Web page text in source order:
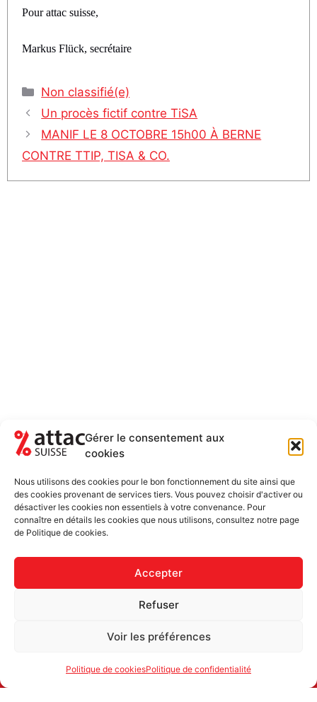
Gérer le consentement aux
cookies
Nous utilisons des cookies pour le bon fonctionnement du site ainsi que
des cookies provenant de services tiers. Vous pouvez choisir d'activer ou
désactiver les cookies non essentiels à votre convenance. Pour
connaître en détails les cookies que nous utilisons, consultez notre page
de Politique de cookies.
Accepter
Refuser
Voir les préférences
Politique de cookiesPolitique de confidentialité
Pour attac suisse,
Markus Flück, secrétaire
Catégories
Non classifié(e)
Un procès fictif contre TiSA
MANIF LE 8 OCTOBRE 15h00 À BERNE
CONTRE TTIP, TISA & CO.
NEWSLETTER
5-6 FOIS PAR ANNÉE
Newsletter uniquement et désinscription possible